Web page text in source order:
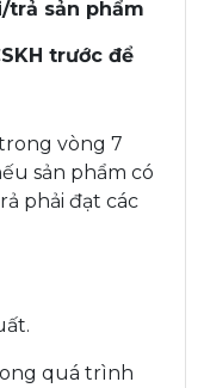
trả sản phẩm
trước để
vòng 7
sản phẩm có
phải đạt các
quá trình